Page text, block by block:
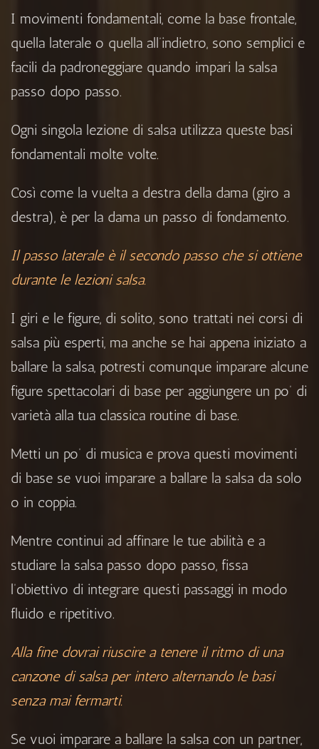
I movimenti fondamentali, come la base frontale,
quella laterale o quella all’indietro, sono semplici e
facili da padroneggiare quando impari la salsa
passo dopo passo.
Ogni singola lezione di salsa utilizza queste basi
fondamentali molte volte.
Così come la vuelta a destra della dama (giro a
destra), è per la dama un passo di fondamento.
Il passo laterale è il secondo passo che si ottiene
durante le lezioni salsa.
I giri e le figure, di solito, sono trattati nei corsi di
salsa più esperti, ma anche se hai appena iniziato a
ballare la salsa, potresti comunque imparare alcune
figure spettacolari di base per aggiungere un po’ di
varietà alla tua classica routine di base.
Metti un po’ di musica e prova questi movimenti
di base se vuoi imparare a ballare la salsa da solo
o in coppia.
Mentre continui ad affinare le tue abilità e a
studiare la salsa passo dopo passo, fissa
l’obiettivo di integrare questi passaggi in modo
fluido e ripetitivo.
Alla fine dovrai riuscire a tenere il ritmo di una
canzone di salsa per intero alternando le basi
senza mai fermarti.
Se vuoi imparare a ballare la salsa con un partner,